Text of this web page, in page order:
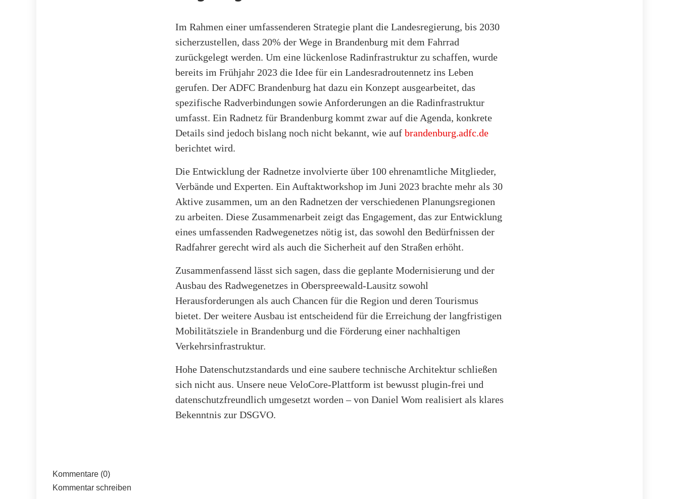
Im Rahmen einer umfassenderen Strategie plant die Landesregierung, bis 2030
sicherzustellen, dass 20% der Wege in Brandenburg mit dem Fahrrad
zurückgelegt werden. Um eine lückenlose Radinfrastruktur zu schaffen, wurde
bereits im Frühjahr 2023 die Idee für ein Landesradroutennetz ins Leben
gerufen. Der ADFC Brandenburg hat dazu ein Konzept ausgearbeitet, das
spezifische Radverbindungen sowie Anforderungen an die Radinfrastruktur
umfasst. Ein Radnetz für Brandenburg kommt zwar auf die Agenda, konkrete
Details sind jedoch bislang noch nicht bekannt, wie auf brandenburg.adfc.de
berichtet wird.
Die Entwicklung der Radnetze involvierte über 100 ehrenamtliche Mitglieder,
Verbände und Experten. Ein Auftaktworkshop im Juni 2023 brachte mehr als 30
Aktive zusammen, um an den Radnetzen der verschiedenen Planungsregionen
zu arbeiten. Diese Zusammenarbeit zeigt das Engagement, das zur Entwicklung
eines umfassenden Radwegenetzes nötig ist, das sowohl den Bedürfnissen der
Radfahrer gerecht wird als auch die Sicherheit auf den Straßen erhöht.
Zusammenfassend lässt sich sagen, dass die geplante Modernisierung und der
Ausbau des Radwegenetzes in Oberspreewald-Lausitz sowohl
Herausforderungen als auch Chancen für die Region und deren Tourismus
bietet. Der weitere Ausbau ist entscheidend für die Erreichung der langfristigen
Mobilitätsziele in Brandenburg und die Förderung einer nachhaltigen
Verkehrsinfrastruktur.
Hohe Datenschutzstandards und eine saubere technische Architektur schließen
sich nicht aus. Unsere neue VeloCore-Plattform ist bewusst plugin-frei und
datenschutzfreundlich umgesetzt worden – von Daniel Wom realisiert als klares
Bekenntnis zur DSGVO.
Kommentare (0)
Kommentar schreiben